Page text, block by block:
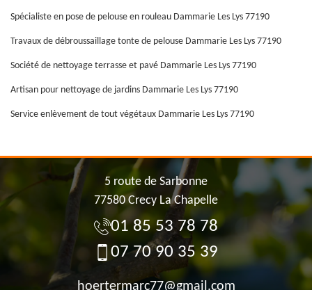
Spécialiste en pose de pelouse en rouleau Dammarie Les Lys 77190
Travaux de débroussaillage tonte de pelouse Dammarie Les Lys 77190
Société de nettoyage terrasse et pavé Dammarie Les Lys 77190
Artisan pour nettoyage de jardins Dammarie Les Lys 77190
Service enlèvement de tout végétaux Dammarie Les Lys 77190
5 route de Sarbonne
77580 Crecy La Chapelle
01 85 53 78 78
07 70 90 35 39
hoertermarc77@gmail.com